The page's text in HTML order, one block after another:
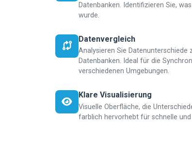
Datenbanken. Identifizieren Sie,
wurde.
Datenvergleich
Analysieren Sie Datenunterschiede
Datenbanken. Ideal für die
verschiedenen Umgebungen.
Klare Visualisierung
Visuelle Oberfläche, die
farblich hervorhebt für schnelle